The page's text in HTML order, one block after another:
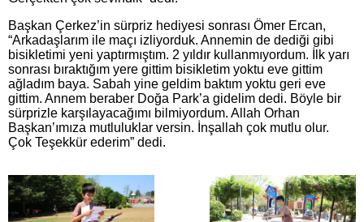
Başkan Çerkez’in sürpriz hediyesi sonrası Ömer Ercan,
“Arkadaşlarım ile maçı izliyorduk. Annemin de dediği gibi
bisikletimi yeni yaptırmıştım. 2 yıldır kullanmıyordum. İlk yarı
sonrası bıraktığım yere gittim bisikletim yoktu eve gittim
ağladım baya. Sabah yine geldim baktım yoktu geri eve
gittim. Annem beraber Doğa Park’a gidelim dedi. Böyle bir
sürprizle karşılayacağımı bilmiyordum. Allah Orhan
Başkan’ımıza mutluluklar versin. İnşallah çok mutlu olur.
Çok Teşekkür ederim” dedi.